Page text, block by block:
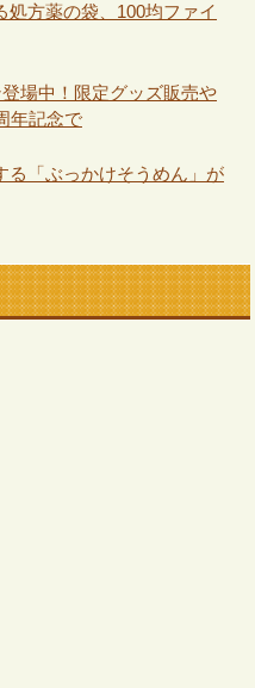
方薬の袋、100均ファイ
場中！限定グッズ販売や
年記念で
る「ぶっかけそうめん」が